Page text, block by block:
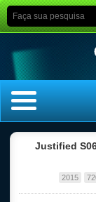
Justified
2015